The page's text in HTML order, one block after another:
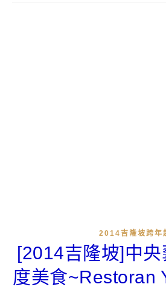
2014吉隆坡跨年
[2014吉隆坡]中
度美食~Restoran